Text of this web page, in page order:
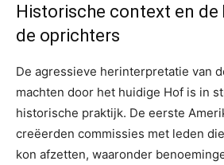
Historische context en de
de oprichters
De agressieve herinterpretatie van
machten door het huidige Hof is in
historische praktijk. De eerste
creëerden commissies met leden
kon afzetten, waaronder